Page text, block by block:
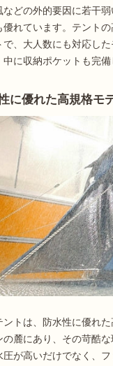
などの外的要因に若干
優れています。テント
で、大人数にも対応し
中に収納ポケットも完
に優れた高規格モ
ントは、防水性に優れ
の麓にあり、その苛酷
圧が高いだけでなく、